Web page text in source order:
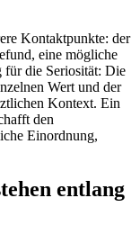
Kontaktpunkte: der
eine mögliche
für die Seriosität: Die
Wert und der
Kontext. Ein
den
Einordnung,
entlang